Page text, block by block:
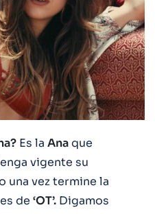
Es la Anaque
vigente su
vez termine la
de ‘OT’. Digamos